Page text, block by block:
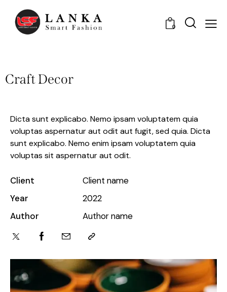
0
Craft Decor
Dicta sunt explicabo. Nemo ipsam voluptatem quia
voluptas aspernatur aut odit aut fugit, sed quia. Dicta
sunt explicabo. Nemo enim ipsam voluptatem quia
voluptas sit aspernatur aut odit.
Client
Client name
Year
2022
Author
Author name